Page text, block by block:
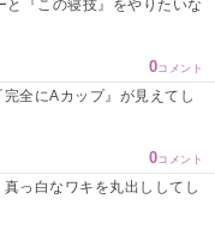
と『この寝技』をやりたいな
0コメント
完全にAカップ』が見えてし
0コメント
真っ白なワキを丸出ししてし